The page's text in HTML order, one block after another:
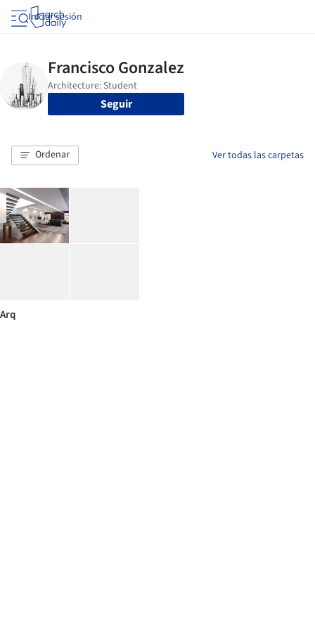
Iniciar sesión
Seguir
Ordenar Ver todas las carpetas
Arq